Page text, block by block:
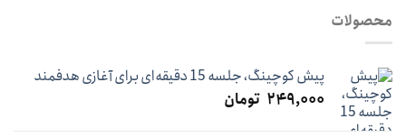
محصولات
پیش کوچینگ، جلسه 15 دقیقه‌ای برای آغازی هدفمند
۲۴۹,۰۰۰ تومان